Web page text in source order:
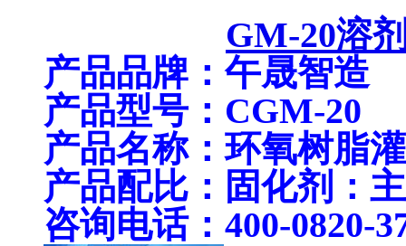
GM-20溶
产品品牌：午晟智造
产品型号：CGM-20
产品名称：环氧树脂
产品配比：固化剂：
咨询电话：400-0820-